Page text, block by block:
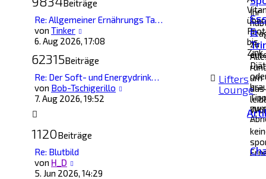
über
bis
Zink.
Ihr
zu
Diät
Beiträge
Re: Allgemeiner Ernährungs Ta…
von Tinker
Beitrag
6. Aug 2026, 17:08
&
um
das
-
62315Beiträge
Re: Der Soft- und Energydrink…
von Bob-Tschigerillo
7. Aug 2026, 19:52
Lifters
Lounge
1120Beiträge
Re: Blutbild
von H_D
Beitrag
5. Jun 2026, 14:29